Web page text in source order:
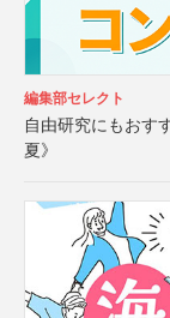
編集部セレクト
自由研究にもおす
夏》